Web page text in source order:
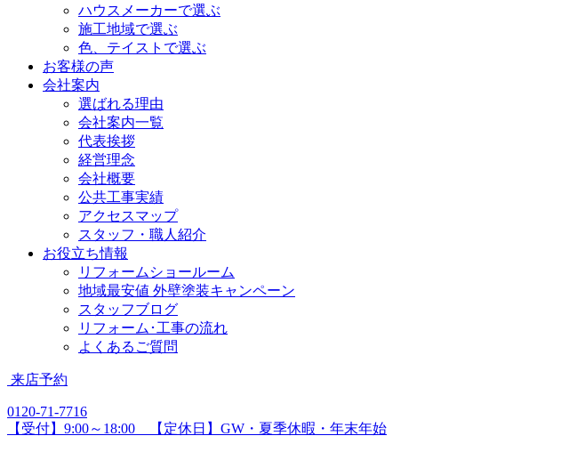
ハウスメーカーで選ぶ
施工地域で選ぶ
色、テイストで選ぶ
お客様の声
会社案内
選ばれる理由
会社案内一覧
代表挨拶
経営理念
会社概要
公共工事実績
アクセスマップ
スタッフ・職人紹介
お役立ち情報
リフォームショールーム
地域最安値 外壁塗装キャンペーン
スタッフブログ
リフォーム･工事の流れ
よくあるご質問
来店予約
0120-71-7716
【受付】9:00～18:00 【定休日】GW・夏季休暇・年末年始